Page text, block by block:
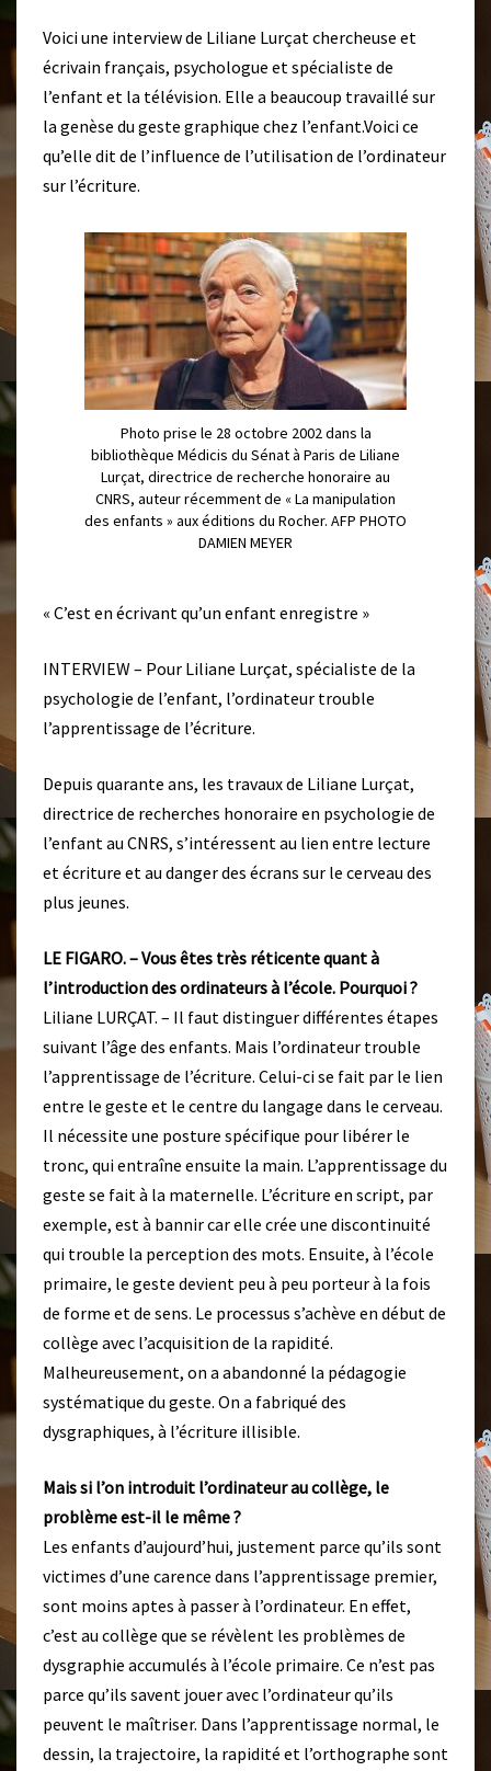
Z
!
Voici une interview de Liliane Lurçat chercheuse et
écrivain français, psychologue et spécialiste de
l’enfant et la télévision. Elle a beaucoup travaillé sur
la genèse du geste graphique chez l’enfant.Voici ce
qu’elle dit de l’influence de l’utilisation de l’ordinateur
sur l’écriture.
Photo prise le 28 octobre 2002 dans la
bibliothèque Médicis du Sénat à Paris de Liliane
Lurçat, directrice de recherche honoraire au
CNRS, auteur récemment de « La manipulation
des enfants » aux éditions du Rocher. AFP PHOTO
DAMIEN MEYER
« C’est en écrivant qu’un enfant enregistre »
INTERVIEW – Pour Liliane Lurçat, spécialiste de la
psychologie de l’enfant, l’ordinateur trouble
l’apprentissage de l’écriture.
Depuis quarante ans, les travaux de Liliane Lurçat,
directrice de recherches honoraire en psychologie de
l’enfant au CNRS, s’intéressent au lien entre lecture
et écriture et au danger des écrans sur le cerveau des
plus jeunes.
LE FIGARO. – Vous êtes très réticente quant à
l’introduction des ordinateurs à l’école. Pourquoi ?
Liliane LURÇAT. – Il faut distinguer différentes étapes
suivant l’âge des enfants. Mais l’ordinateur trouble
l’apprentissage de l’écriture. Celui-ci se fait par le lien
entre le geste et le centre du langage dans le cerveau.
Il nécessite une posture spécifique pour libérer le
tronc, qui entraîne ensuite la main. L’apprentissage du
geste se fait à la maternelle. L’écriture en script, par
exemple, est à bannir car elle crée une discontinuité
qui trouble la perception des mots. Ensuite, à l’école
primaire, le geste devient peu à peu porteur à la fois
de forme et de sens. Le processus s’achève en début de
collège avec l’acquisition de la rapidité.
Malheureusement, on a abandonné la pédagogie
systématique du geste. On a fabriqué des
dysgraphiques, à l’écriture illisible.
Mais si l’on introduit l’ordinateur au collège, le
problème est-il le même ?
Les enfants d’aujourd’hui, justement parce qu’ils sont
victimes d’une carence dans l’apprentissage premier,
sont moins aptes à passer à l’ordinateur. En effet,
c’est au collège que se révèlent les problèmes de
dysgraphie accumulés à l’école primaire. Ce n’est pas
parce qu’ils savent jouer avec l’ordinateur qu’ils
peuvent le maîtriser. Dans l’apprentissage normal, le
dessin, la trajectoire, la rapidité et l’orthographe sont